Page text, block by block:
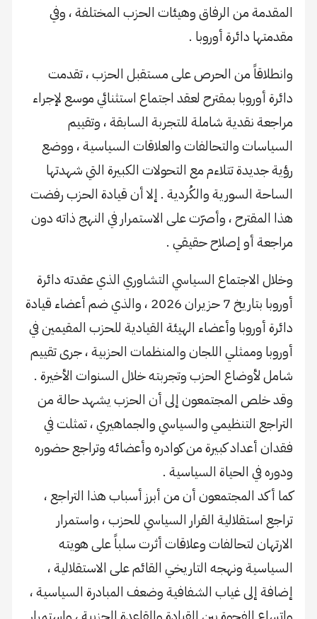
المقدمة من الرفاق وهيئات الحزب المختلفة ، وفي
مقدمتها دائرة أوروبا .
وانطلاقاً من الحرص على مستقبل الحزب ، تقدمت
دائرة أوروبا بمقترح لعقد اجتماع استثنائي موسع لإجراء
مراجعة نقدية شاملة للتجربة السابقة ، وتقييم
السياسات والتحالفات والعلاقات السياسية ، ووضع
رؤية جديدة تتلاءم مع التحولات الكبيرة التي شهدتها
الساحة السورية والكُردية . إلا أن قيادة الحزب رفضت
هذا المقترح ، وأصرّت على الاستمرار في النهج ذاته دون
مراجعة أو إصلاح حقيقي .
وخلال الاجتماع السياسي التشاوري الذي عقدته دائرة
أوروبا بتاريخ 7 حزيران 2026 ، والذي ضم أعضاء قيادة
دائرة أوروبا وأعضاء الهيئة القيادية للحزب المقيمين في
أوروبا وممثلي اللجان والمنظمات الحزبية ، جرى تقييم
شامل لأوضاع الحزب وتجربته خلال السنوات الأخيرة .
وقد خلص المجتمعون إلى أن الحزب يشهد حالة من
التراجع التنظيمي والسياسي والجماهيري ، تمثلت في
فقدان أعداد كبيرة من كوادره وأعضائه وتراجع حضوره
ودوره في الحياة السياسية .
كما أكد المجتمعون أن من أبرز أسباب هذا التراجع ،
تراجع استقلالية القرار السياسي للحزب ، واستمرار
الارتهان لتحالفات وعلاقات أثرت سلباً على هويته
السياسية ونهجه التاريخي القائم على الاستقلالية ،
إضافة إلى غياب الشفافية وضعف المبادرة السياسية ،